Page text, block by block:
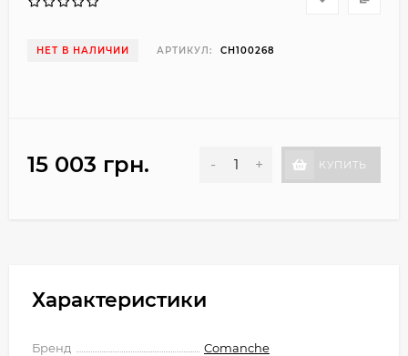
НЕТ В НАЛИЧИИ АРТИКУЛ: CH100268
15 003 грн. - + КУПИТЬ
Характеристики
Бренд
Comanche